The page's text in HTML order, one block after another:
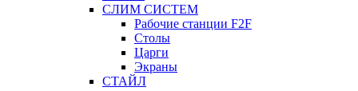
СЛИМ СИСТЕМ
Рабочие станции F2F
Столы
Царги
Экраны
СТАЙЛ